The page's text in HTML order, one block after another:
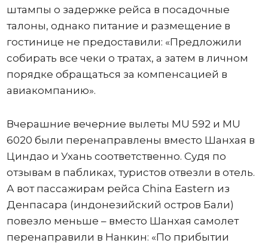
штампы о задержке рейса в посадочные
талоны, однако питание и размещение в
гостинице не предоставили: «Предложили
собирать все чеки о тратах, а затем в личном
порядке обращаться за компенсацией в
авиакомпанию».
Вчерашние вечерние вылеты MU 592 и MU
6020 были перенаправлены вместо Шанхая в
Циндао и Ухань соответственно. Судя по
отзывам в пабликах, туристов отвезли в отель.
А вот пассажирам рейса China Eastern из
Денпасара (индонезийский остров Бали)
повезло меньше – вместо Шанхая самолет
перенаправили в Нанкин: «По прибытии